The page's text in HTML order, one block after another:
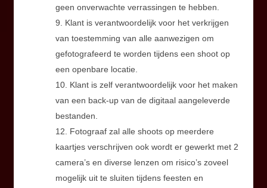
geen onverwachte verrassingen te hebben.
9. Klant is verantwoordelijk voor het verkrijgen
van toestemming van alle aanwezigen om
gefotografeerd te worden tijdens een shoot op
een openbare locatie.
10. Klant is zelf verantwoordelijk voor het maken
van een back-up van de digitaal aangeleverde
bestanden.
12. Fotograaf zal alle shoots op meerdere
kaartjes verschrijven ook wordt er gewerkt met 2
camera’s en diverse lenzen om risico’s zoveel
mogelijk uit te sluiten tijdens feesten en